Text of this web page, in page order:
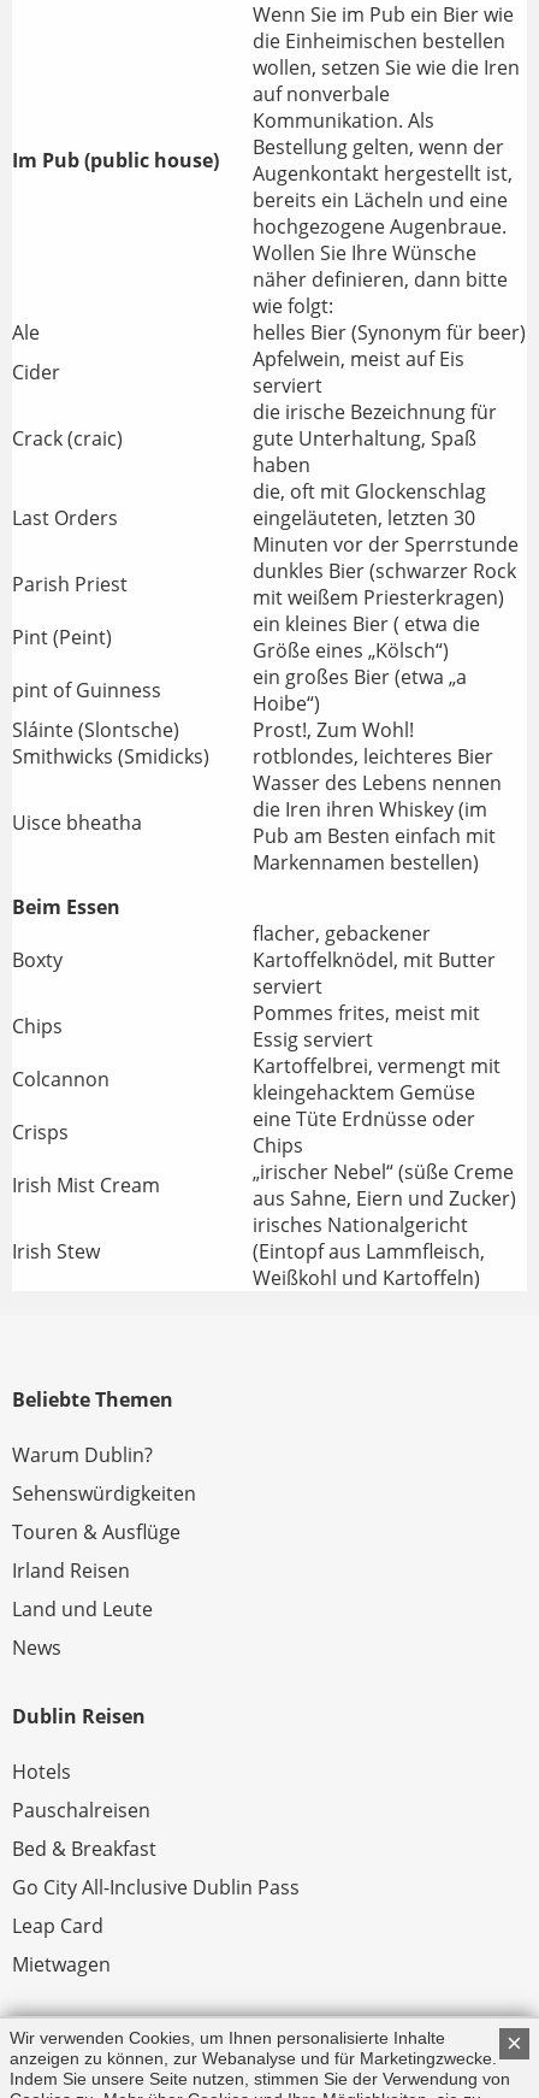
Im Pub (public house)
Wenn Sie im Pub ein Bier wie
die Einheimischen bestellen
wollen, setzen Sie wie die Iren
auf nonverbale
Kommunikation. Als
Bestellung gelten, wenn der
Augenkontakt hergestellt ist,
bereits ein Lächeln und eine
hochgezogene Augenbraue.
Wollen Sie Ihre Wünsche
näher definieren, dann bitte
wie folgt:
Ale
helles Bier (Synonym für beer)
Cider
Apfelwein, meist auf Eis
serviert
Crack (craic)
die irische Bezeichnung für
gute Unterhaltung, Spaß
haben
Last Orders
die, oft mit Glockenschlag
eingeläuteten, letzten 30
Minuten vor der Sperrstunde
Parish Priest
dunkles Bier (schwarzer Rock
mit weißem Priesterkragen)
Pint (Peint)
ein kleines Bier ( etwa die
Größe eines „Kölsch“)
pint of Guinness
ein großes Bier (etwa „a
Hoibe“)
Sláinte (Slontsche)
Prost!, Zum Wohl!
Smithwicks (Smidicks)
rotblondes, leichteres Bier
Uisce bheatha
Wasser des Lebens nennen
die Iren ihren Whiskey (im
Pub am Besten einfach mit
Markennamen bestellen)
Beim Essen
Boxty
flacher, gebackener
Kartoffelknödel, mit Butter
serviert
Chips
Pommes frites, meist mit
Essig serviert
Colcannon
Kartoffelbrei, vermengt mit
kleingehacktem Gemüse
Crisps
eine Tüte Erdnüsse oder
Chips
Irish Mist Cream
„irischer Nebel“ (süße Creme
aus Sahne, Eiern und Zucker)
Irish Stew
irisches Nationalgericht
(Eintopf aus Lammfleisch,
Weißkohl und Kartoffeln)
Beliebte Themen
Warum Dublin?
Sehenswürdigkeiten
Touren & Ausflüge
Irland Reisen
Land und Leute
News
Dublin Reisen
Hotels
Pauschalreisen
Bed & Breakfast
Go City All-Inclusive Dublin Pass
Leap Card
Mietwagen
Rechtliches
Impressum
×
Wir verwenden Cookies, um Ihnen personalisierte Inhalte
anzeigen zu können, zur Webanalyse und für Marketingzwecke.
Indem Sie unsere Seite nutzen, stimmen Sie der Verwendung von